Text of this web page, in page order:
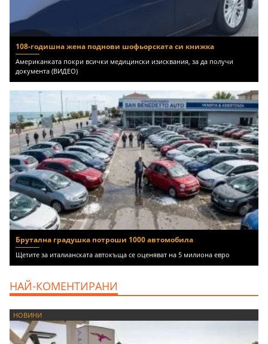
108-годишна жена поднови шофьорската си книжка
Американката покри всички медицински изисквания, за да получи
документа (ВИДЕО)
Брутална градушка потроши 1000 автомобила
Щетите за италианската автокъща се оценяват на 5 милиона евро
НАЙ-КОМЕНТИРАНИ
НОВИНИ